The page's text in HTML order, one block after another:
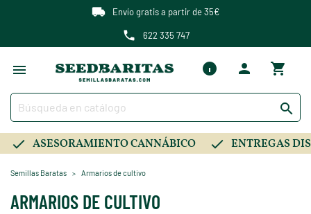
Envío gratis a partir de 35€
622 335 747

ASESORAMIENTO CANNÁBICO ENTREGAS
Semillas Baratas Armarios de cultivo
ARMARIOS DE CULTIVO